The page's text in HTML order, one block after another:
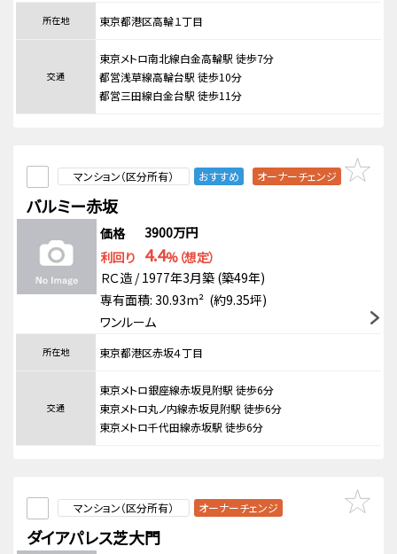
所在地 東京都港区高輪１丁目
交通
東京メトロ南北線白金高輪駅 徒歩7分
都営浅草線高輪台駅 徒歩10分
都営三田線白金台駅 徒歩11分
マンション（区分所有） おすすめ オーナーチェンジ
バルミー赤坂
価格
3900万円
利回り 4.4%（想定）
ＲＣ造 / 1977年3月築 (築49年)
専有面積: 30.93m² (約9.35坪)
ワンルーム
所在地 東京都港区赤坂４丁目
交通
東京メトロ銀座線赤坂見附駅 徒歩6分
東京メトロ丸ノ内線赤坂見附駅 徒歩6分
東京メトロ千代田線赤坂駅 徒歩6分
マンション（区分所有） オーナーチェンジ
ダイアパレス芝大門